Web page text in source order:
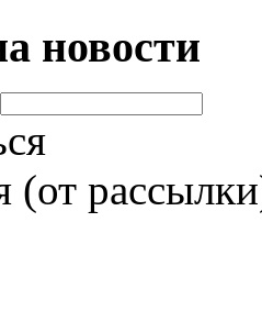
новости
(от